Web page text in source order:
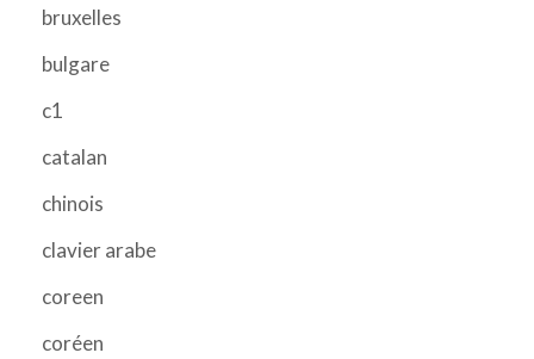
bruxelles
bulgare
c1
catalan
chinois
clavier arabe
coreen
coréen